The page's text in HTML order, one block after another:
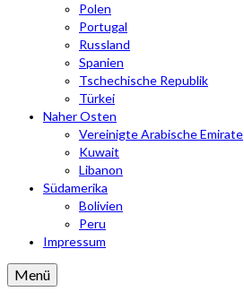
Polen
Portugal
Russland
Spanien
Tschechische Republik
Türkei
Naher Osten
Vereinigte Arabische Emirate
Kuwait
Libanon
Südamerika
Bolivien
Peru
Impressum
Menü